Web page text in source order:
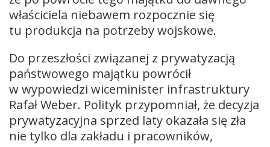
właściciela niebawem rozpocznie się
tu produkcja na potrzeby wojskowe.
Do przeszłości związanej z prywatyzacją
państwowego majątku powrócił
w wypowiedzi wiceminister infrastruktury
Rafał Weber. Polityk przypomniał, że decyzja
prywatyzacyjna sprzed laty okazała się zła
nie tylko dla zakładu i pracowników,